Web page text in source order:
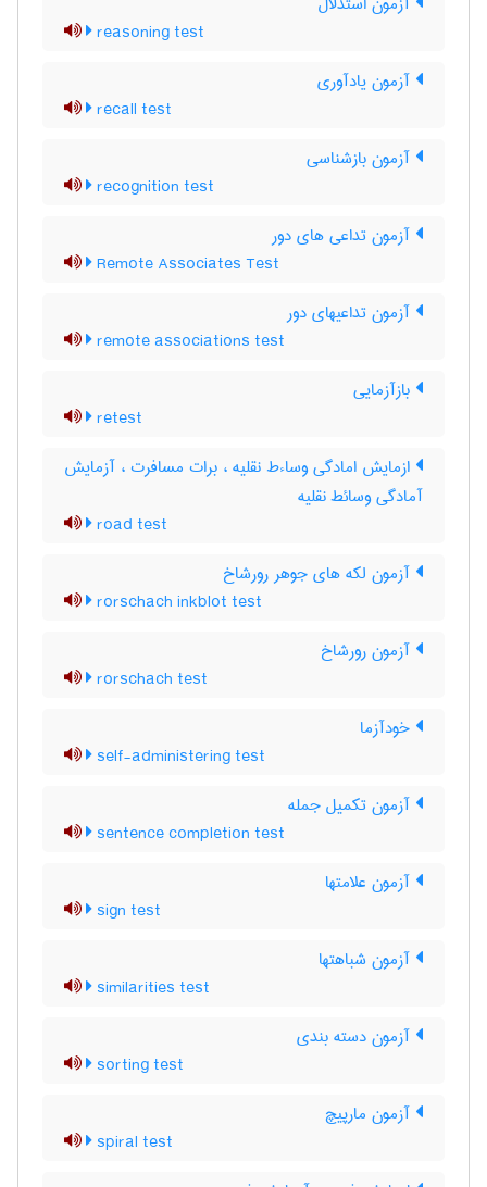
reasoning test
آزمون یادآوری
recall test
آزمون بازشناسی
recognition test
آزمون تداعی های دور
Remote Associates Test
آزمون تداعیهای دور
remote associations test
بازآزمایی
retest
ازمایش امادگی وساءط نقلیه ، برات مسافرت ، آزمایش
آمادگی وسائط نقلیه
road test
آزمون لکه های جوهر رورشاخ
rorschach inkblot test
آزمون رورشاخ
rorschach test
خودآزما
self-administering test
آزمون تکمیل جمله
sentence completion test
آزمون علامتها
sign test
آزمون شباهتها
similarities test
آزمون دسته بندی
sorting test
آزمون مارپیچ
spiral test